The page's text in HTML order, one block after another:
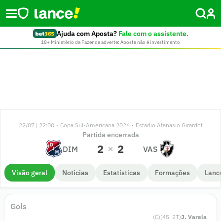
Ajuda com Aposta? Fale com o assistente.
18+ Ministério da Fazenda adverte: Aposta não é investimento
22/07 | 22:00 • Copa Sul-Americana 2026 • Estadio Atanasio Girardot
Partida encerrada
DIM 2 2 VAS
Visão geral Notícias Estatísticas Formações
Gols
(C)(45' 2T)J. Varela